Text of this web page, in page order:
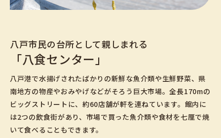
八戸市民の台所として親しまれる
「八食センター」
八戸港で水揚げされたばかりの新鮮な魚介類や生鮮野菜、県
南地方の物産やおみやげなどがそろう巨大市場。全長170mの
ビッグストリートに、約60店舗が軒を連ねています。館内に
は2つの飲食街があり、市場で買った魚介類や食材を七厘で焼
いて食べることもできます。